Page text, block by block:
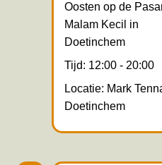
Oosten op de
Malam Kecil in
Doetinchem
Tijd: 12:00 - 20:00
Locatie: Mark
Doetinchem